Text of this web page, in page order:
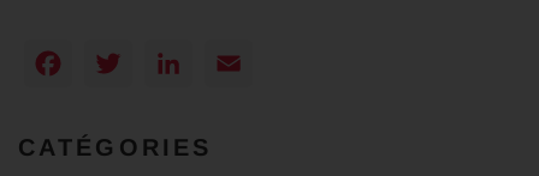
Facebook
TwitterLinkedIn
CATÉGORIES